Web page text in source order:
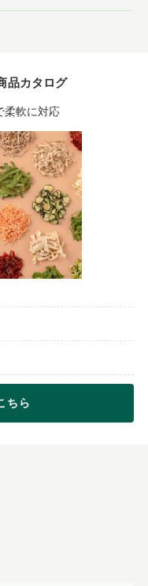
品カタログ
柔軟に対応
ちら